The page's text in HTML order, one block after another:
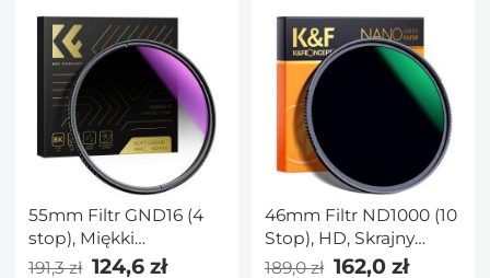
55mm Filtr GND16 (4
stop), Miękki
Absolwent Neutralna
191,3 zł 124,6 zł
46mm Filtr ND1000 (10
Stop), HD, Skrajny
Cienki,
189,0 zł 162,0 zł